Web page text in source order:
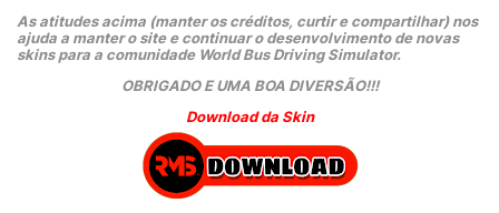
As atitudes acima (manter os créditos, curtir e compartilhar) nos
ajuda a manter o site e continuar o desenvolvimento de novas
skins para a comunidade World Bus Driving Simulator.
OBRIGADO E UMA BOA DIVERSÃO!!!
Download da Skin